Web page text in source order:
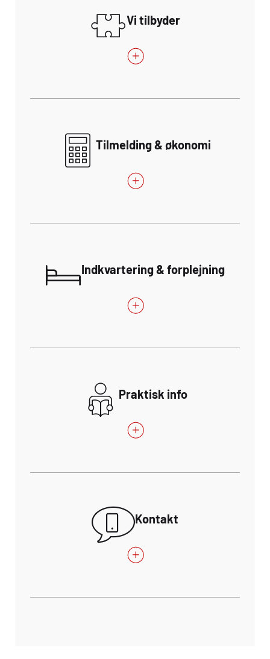
Vi tilbyder
Tilmelding & økonomi
Indkvartering & forplejning
Praktisk info
Kontakt